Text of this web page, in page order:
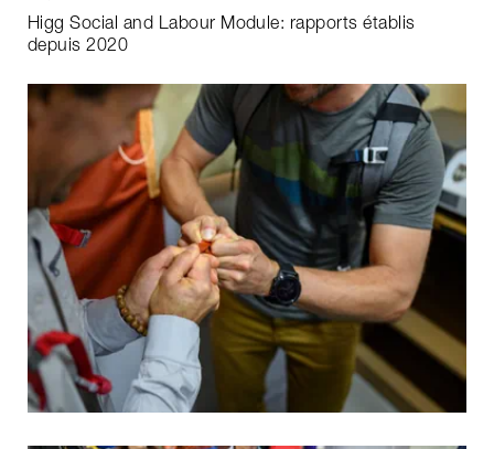
Higg Social and Labour Module: rapports établis
depuis 2020